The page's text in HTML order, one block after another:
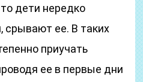
дети нередко
срывают ее. В таких
приучать
ее в первые дни